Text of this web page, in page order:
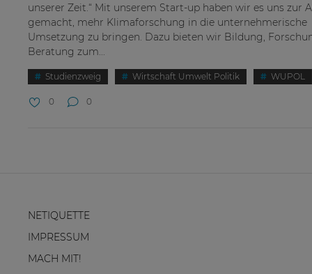
unserer Zeit.“ Mit unserem Start-up haben wir es uns zur
gemacht, mehr Klimaforschung in die unternehmerische
Umsetzung zu bringen. Dazu bieten wir Bildung,
Beratung zum...
Studienzweig Wirtschaft Umwelt Politik WUPOL
0 0
NETIQUETTE
IMPRESSUM
MACH MIT!